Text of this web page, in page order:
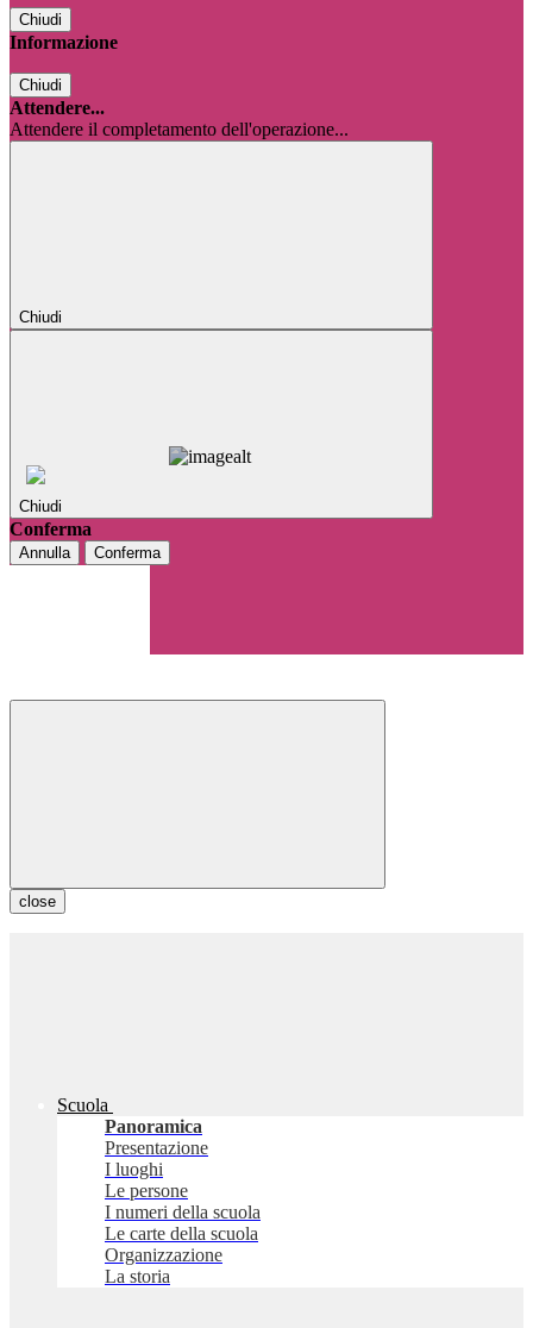
Chiudi
Informazione
Chiudi
Attendere...
Attendere il completamento dell'operazione...
Chiudi
Chiudi
Conferma
Annulla Conferma
close
Scuola
Panoramica
Presentazione
I luoghi
Le persone
I numeri della scuola
Le carte della scuola
Organizzazione
La storia